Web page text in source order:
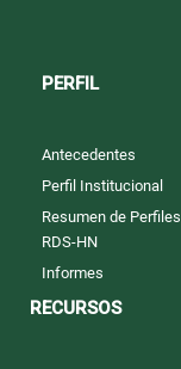
PERFIL
Antecedentes
Perfil Institucional
Resumen de Perfiles
RDS-HN
Informes
RECURSOS